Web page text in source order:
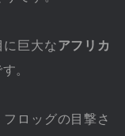
に巨大なアフリカ
。
ロッグの目撃さ